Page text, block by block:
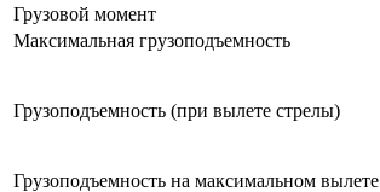
Грузовой момент
Максимальная грузоподъемность
Грузоподъемность (при вылете стрелы)
Грузоподъемность на максимальном вылете